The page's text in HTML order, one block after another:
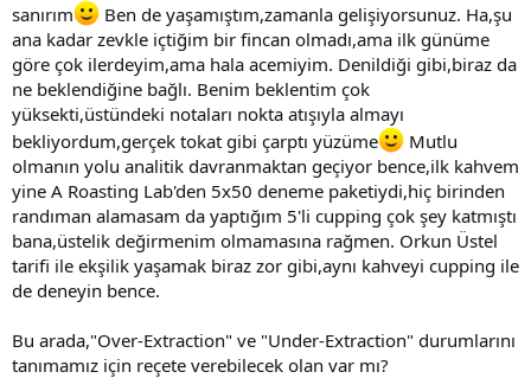
sanırım
Ben de yaşamıştım,zamanla gelişiyorsunuz. Ha,şu
ana kadar zevkle içtiğim bir fincan olmadı,ama ilk günüme
göre çok ilerdeyim,ama hala acemiyim. Denildiği gibi,biraz da
ne beklendiğine bağlı. Benim beklentim çok
yüksekti,üstündeki notaları nokta atışıyla almayı
bekliyordum,gerçek tokat gibi çarptı yüzüme
Mutlu
olmanın yolu analitik davranmaktan geçiyor bence,ilk kahvem
yine A Roasting Lab'den 5x50 deneme paketiydi,hiç birinden
randıman alamasam da yaptığım 5'li cupping çok şey katmıştı
bana,üstelik değirmenim olmamasına rağmen. Orkun Üstel
tarifi ile ekşilik yaşamak biraz zor gibi,aynı kahveyi cupping ile
de deneyin bence.
Bu arada,"Over-Extraction" ve "Under-Extraction" durumlarını
tanımamız için reçete verebilecek olan var mı?